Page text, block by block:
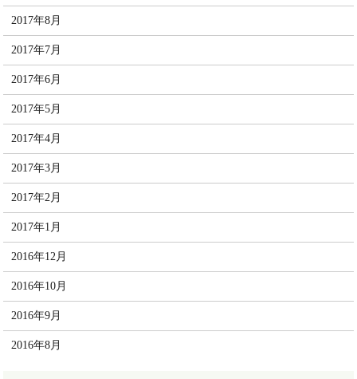
2017年8月
2017年7月
2017年6月
2017年5月
2017年4月
2017年3月
2017年2月
2017年1月
2016年12月
2016年10月
2016年9月
2016年8月